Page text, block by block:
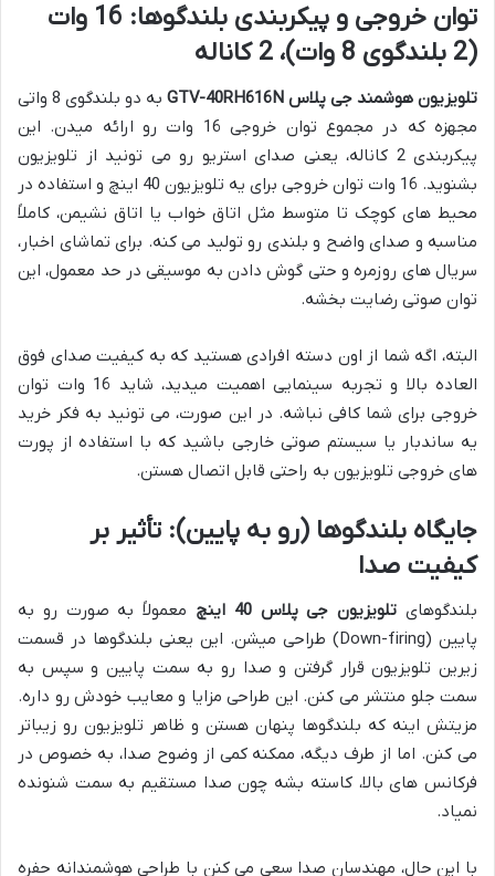
توان خروجی و پیکربندی بلندگوها: 16 وات
(2 بلندگوی 8 وات)، 2 کاناله
تلویزیون هوشمند جی پلاس GTV-40RH616N
به دو بلندگوی 8 واتی
مجهزه که در مجموع توان خروجی 16 وات رو ارائه میدن. این
پیکربندی 2 کاناله، یعنی صدای استریو رو می تونید از تلویزیون
بشنوید. 16 وات توان خروجی برای یه تلویزیون 40 اینچ و استفاده در
محیط های کوچک تا متوسط مثل اتاق خواب یا اتاق نشیمن، کاملاً
مناسبه و صدای واضح و بلندی رو تولید می کنه. برای تماشای اخبار،
سریال های روزمره و حتی گوش دادن به موسیقی در حد معمول، این
توان صوتی رضایت بخشه.
البته، اگه شما از اون دسته افرادی هستید که به کیفیت صدای فوق
العاده بالا و تجربه سینمایی اهمیت میدید، شاید 16 وات توان
خروجی برای شما کافی نباشه. در این صورت، می تونید به فکر خرید
یه ساندبار یا سیستم صوتی خارجی باشید که با استفاده از پورت
های خروجی تلویزیون به راحتی قابل اتصال هستن.
جایگاه بلندگوها (رو به پایین): تأثیر بر
کیفیت صدا
بلندگوهای تلویزیون جی پلاس 40 اینچ
معمولاً به صورت رو به
پایین (Down-firing) طراحی میشن. این یعنی بلندگوها در قسمت
زیرین تلویزیون قرار گرفتن و صدا رو به سمت پایین و سپس به
سمت جلو منتشر می کنن. این طراحی مزایا و معایب خودش رو داره.
مزیتش اینه که بلندگوها پنهان هستن و ظاهر تلویزیون رو زیباتر
می کنن. اما از طرف دیگه، ممکنه کمی از وضوح صدا، به خصوص در
فرکانس های بالا، کاسته بشه چون صدا مستقیم به سمت شنونده
نمیاد.
با این حال، مهندسان صدا سعی می کنن با طراحی هوشمندانه حفره